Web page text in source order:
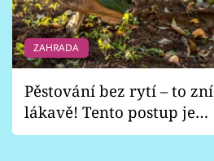
ZAHRADA
Pěstování bez rytí – to zní
lákavě! Tento postup je
vhodný jen pro některé